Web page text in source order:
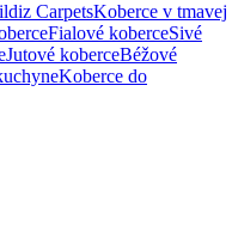
CarpetsKoberce v tmavej
Fialové koberceSivé
Jutové koberceBéžové
Koberce do